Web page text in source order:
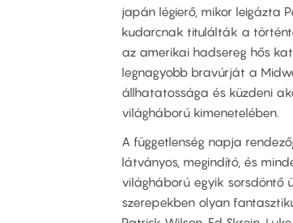
japán légierő, mikor leigázta
kudarcnak titulálták a
az amerikai hadsereg hős
legnagyobb bravúrját a
állhatatossága és küzdeni
világháború kimenetelében.
A függetlenség napja
látványos, megindító, és
világháború egyik sorsdöntő
szerepekben olyan